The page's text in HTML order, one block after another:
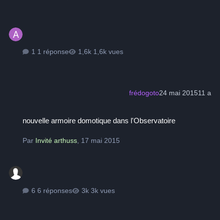
1 réponse 1,6k vues
frédogoto24 mai 201511 a
nouvelle armoire domotique dans l'Observatoire
Par Invité arthuss, 17 mai 2015
6 réponses 3k vues